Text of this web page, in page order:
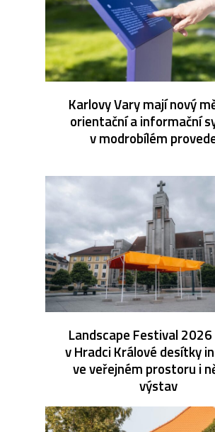
Karlovy Vary mají nový
orientační a informační
v modrobílém
Landscape Festival
v Hradci Králové desítky
ve veřejném prostoru i
výstav